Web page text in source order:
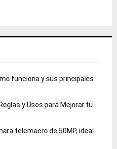
funciona y sus principales
y Usos para Mejorar tu
telemacro de 50MP, ideal